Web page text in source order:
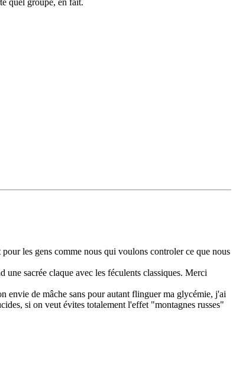
quel groupe, en fait.
les gens comme nous qui voulons controler ce que nous
sacrée claque avec les féculents classiques. Merci
envie de mâche sans pour autant flinguer ma glycémie, j'ai
si on veut évites totalement l'effet "montagnes russes"